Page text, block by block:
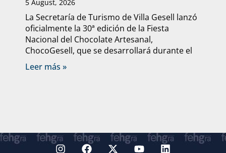
5 August, 2026
La Secretaría de Turismo de Villa Gesell lanzó
oficialmente la 30ª edición de la Fiesta
Nacional del Chocolate Artesanal,
ChocoGesell, que se desarrollará durante el
Leer más »